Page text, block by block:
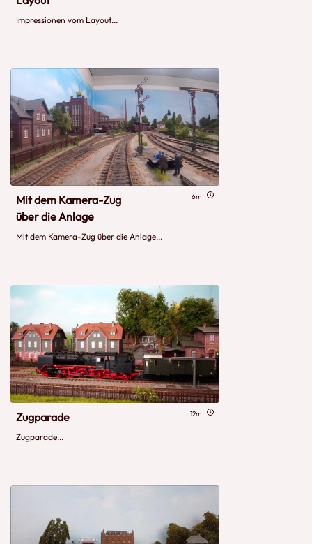
Impressionen vom Layout...
Mit dem Kamera-Zug
über die Anlage
6m
Mit dem Kamera-Zug über die Anlage...
Zugparade 12m
Zugparade...